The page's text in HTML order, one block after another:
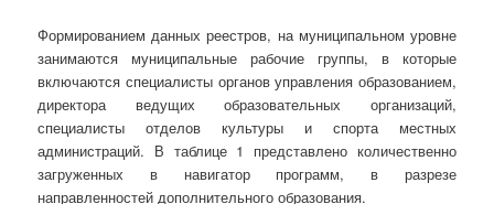
Формированием данных реестров, на муниципальном уровне
занимаются муниципальные рабочие группы, в которые
включаются специалисты органов управления образованием,
директора ведущих образовательных организаций,
специалисты отделов культуры и спорта местных
администраций. В таблице 1 представлено количественно
загруженных в навигатор программ, в разрезе
направленностей дополнительного образования.